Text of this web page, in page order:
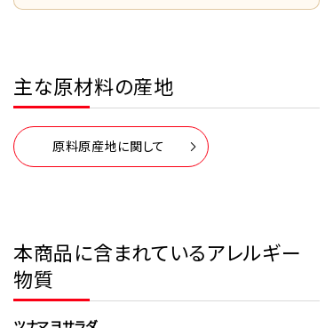
主な原材料の産地
原料原産地に関して
本商品に含まれているアレルギー
物質